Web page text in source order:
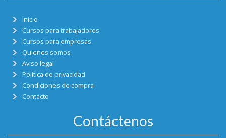
Inicio
Cursos para trabajadores
Cursos para empresas
Quienes somos
Aviso legal
Política de privacidad
Condiciones de compra
Contacto
Contáctenos